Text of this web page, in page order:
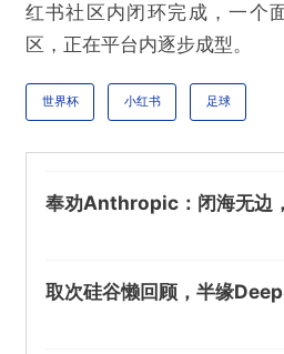
红书社区内闭环完成，一个
区，正在平台内逐步成型。
世界杯 小红书 足球
奉劝Anthropic：闭海无边
取次硅谷懒回顾，半缘